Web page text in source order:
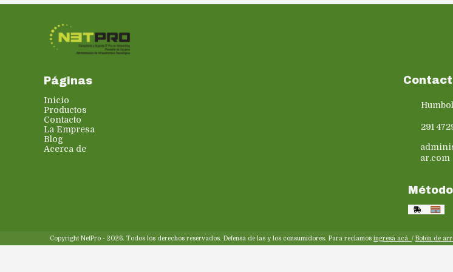
Páginas
Inicio
Productos
Contacto
La Empresa
Blog
Acerca de
291
ar.com
Copyright NetPro - 2026. Todos los derechos reservados. Defensa de las y los consumidores. Para reclamos ingresá acá. / Botón de